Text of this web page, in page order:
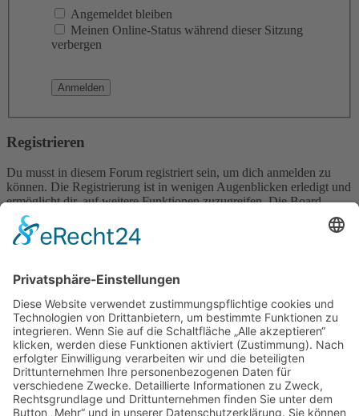
Angemeldet bleiben
Meinen Online-Status während dieser Sitzung
verbergen
Registrieren
Du musst in diesem Forum registriert sein, um dich anmelden zu
können. Die Registrierung ist in wenigen Augenblicken erledigt und
ermöglicht dir, auf weitere Funktionen zuzugreifen. Die Board-
Administration kann registrierten Benutzern auch zusätzliche
Berechtigungen zuweisen. Beachte bitte unsere
Nutzungsbedingungen und die verwandten Regelungen, bevor du
wenn du dich in diesem Board bewegst.
Nutzungsbedingungen|Datenschutzerklärung
Registrieren
Foren-Übersicht
Alle Zeiten sindUTC+02:00
Alle Cookies löschen